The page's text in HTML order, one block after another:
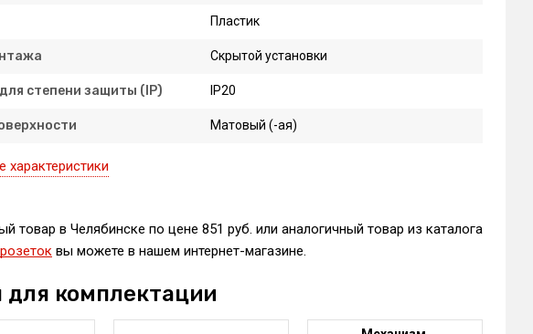
Пластик
Скрытой установки
степени защиты (IP) IP20
Матовый (-ая)
характеристики
товар в Челябинске по цене 851 руб. или аналогичный товар из каталога
вы можете в нашем интернет-магазине.
для комплектации